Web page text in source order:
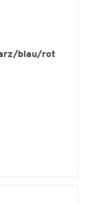
blau/rot